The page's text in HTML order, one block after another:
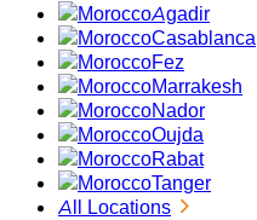
Agadir
Casablanca
Fez
Marrakesh
Nador
Oujda
Rabat
Tanger
All Locations